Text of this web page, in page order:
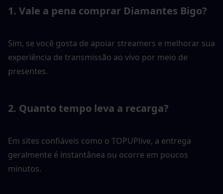
1. Vale a pena comprar Diamantes Bigo?
Sim, se você gosta de apoiar streamers e melhorar sua
experiência de transmissão ao vivo por meio de
presentes.
2. Quanto tempo leva a recarga?
Em sites confiáveis como o TOPUPlive, a entrega
geralmente é instantânea ou ocorre em poucos
minutos.